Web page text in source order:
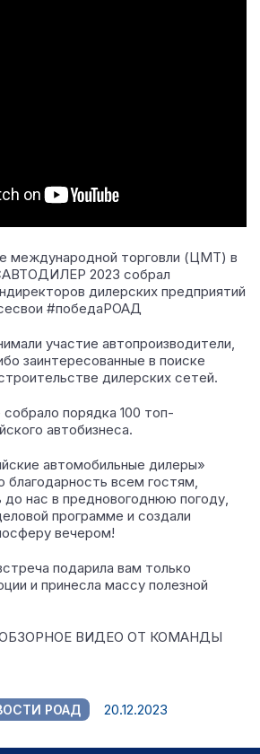
международной торговли (ЦМТ) в
2023 собрал
дилерских предприятий
#победаРОАД
участие автопроизводители,
заинтересованные в поиске
дилерских сетей.
порядка 100 топ-
автобизнеса.
автомобильные дилеры»
всем гостям,
нас в предновогоднюю погоду,
программе и создали
вечером!
подарила вам только
и принесла массу полезной
ВИДЕО ОТ КОМАНДЫ
РОАД 20.12.2023